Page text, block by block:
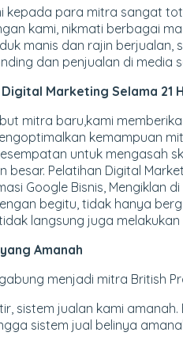
kepada para mitra sangat
kami, nikmati berbagai
manis dan rajin
dan penjualan di media
Marketing Selama 21
mitra baru,kami
kemampuan
untuk mengasah
besar. Pelatihan Digital
Google Bisnis, Mengiklan
begitu, tidak hanya
langsung juga melakukan
Amanah
menjadi mitra British
sistem jualan kami amanah.
sistem jual belinya